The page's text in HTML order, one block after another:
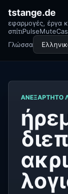
tstange.de
εφαρμογές, έργα
σπίτιPulse
Γλώσσα
ΑΝΕΞΆΡΤΗΤΟ